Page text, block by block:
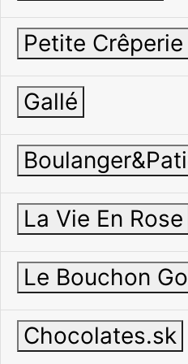
Petite
Gallé
La Vie En Rose
Le Bouchon
Chocolates.sk